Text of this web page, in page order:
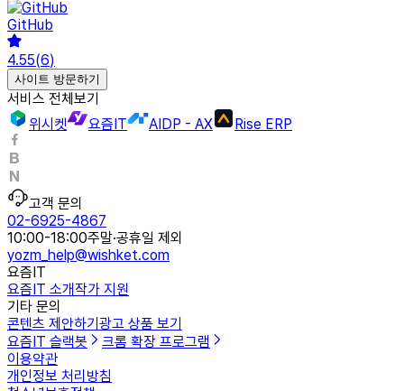
GitHub
4.55(6)
사이트 방문하기
서비스 전체보기
위시켓
요즘IT AIDP - AX Rise ERP
고객 문의
02-6925-4867
10:00-18:00주말·공휴일 제외
yozm_help@wishket.com
요즘IT
요즘IT 소개작가 지원
기타 문의
콘텐츠 제안하기광고 상품 보기
요즘IT 슬랙봇
크롬 확장 프로그램
이용약관
개인정보 처리방침